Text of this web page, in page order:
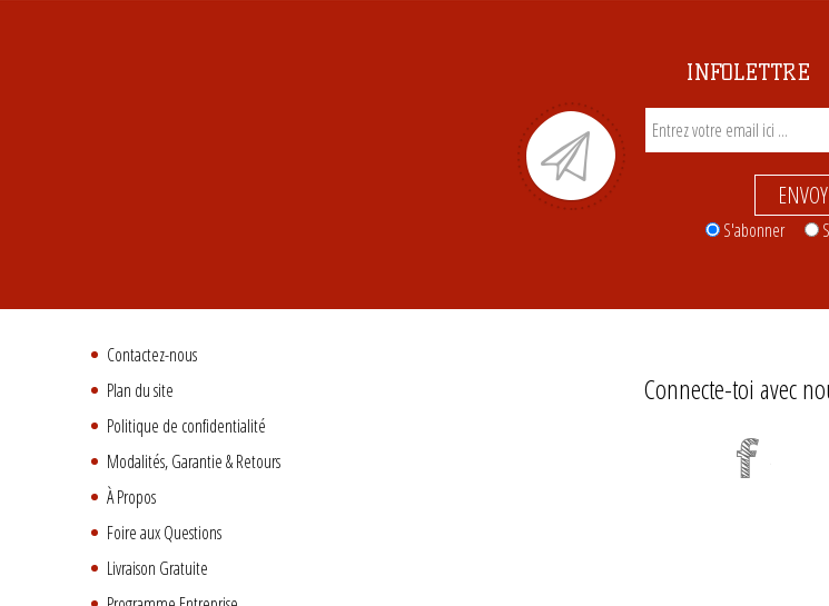
INFOLETTRE
S'abonner
Contactez-nous
Plan du site
Politique de confidentialité
Modalités, Garantie & Retours
À Propos
Foire aux Questions
Livraison Gratuite
Connecte-toi avec